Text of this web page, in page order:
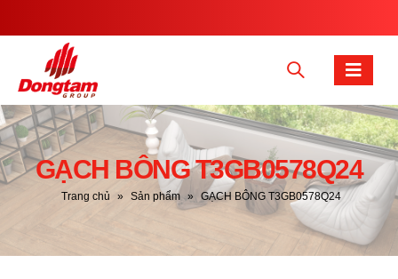
GẠCH BÔNG T3GB0578Q24
Trang chủ » Sản phẩm » GẠCH BÔNG T3GB0578Q24